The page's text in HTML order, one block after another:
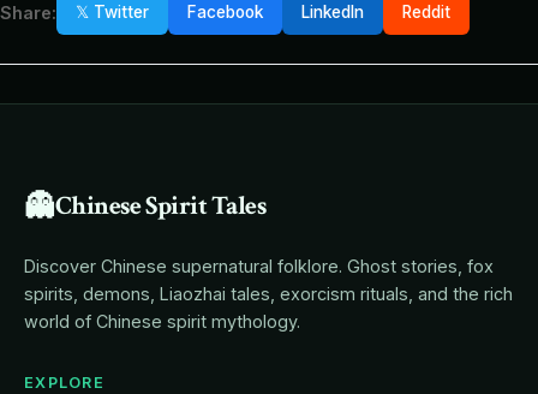
Share: 𝕏 Twitter Facebook LinkedIn Reddit
👻Chinese Spirit Tales
Discover Chinese supernatural folklore. Ghost stories, fox
spirits, demons, Liaozhai tales, exorcism rituals, and the rich
world of Chinese spirit mythology.
EXPLORE